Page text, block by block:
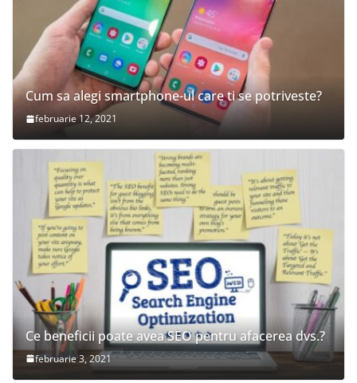
Cum sa alegi smartphone-ul care ti se potriveste?
februarie 12, 2021
Ce beneficii poate avea SEO pentru afacerea dvs.?
februarie 3, 2021